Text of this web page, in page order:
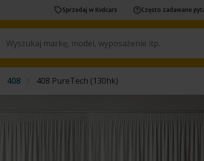
Sprzedaj w Kvdcars Często zadawane
408 408 PureTech (130hk)